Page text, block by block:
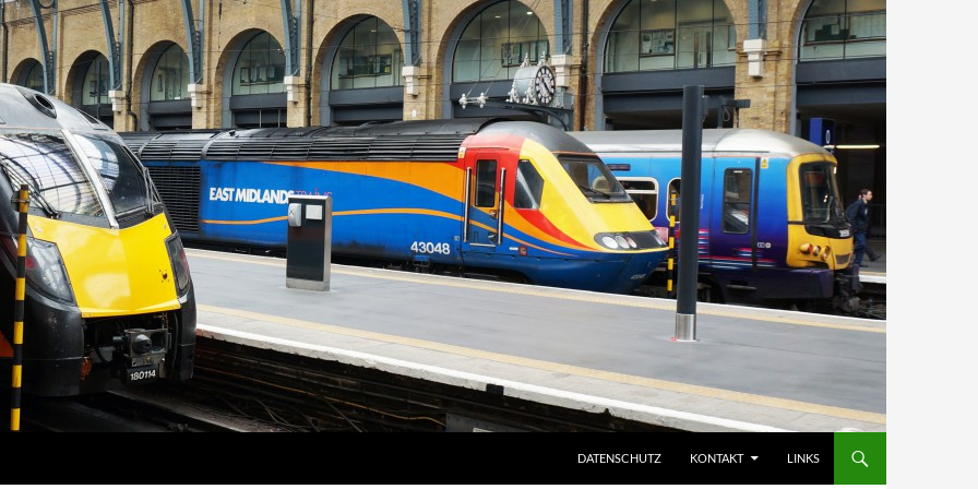
DATENSCHUTZ KONTAKT LINKS